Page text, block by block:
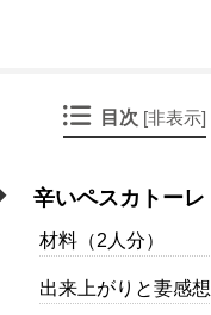
目次 [非表示]
辛いペスカトーレ
材料（2人分）
出来上がりと妻感想